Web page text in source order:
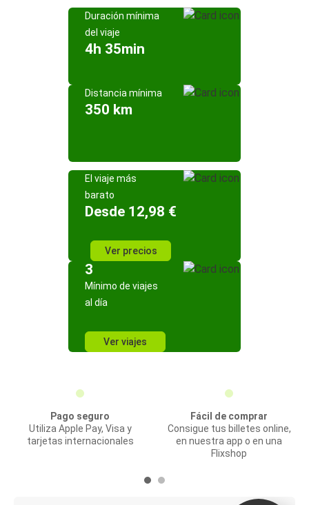
Duración mínima
del viaje
4h 35min
Distancia mínima
350 km
El viaje más
barato
Desde 12,98 €
Ver precios
3
Mínimo de viajes
al día
Ver viajes
Pago seguro
Utiliza Apple Pay, Visa y
tarjetas internacionales
Fácil de comprar
Consigue tus billetes online,
en nuestra app o en una
Flixshop